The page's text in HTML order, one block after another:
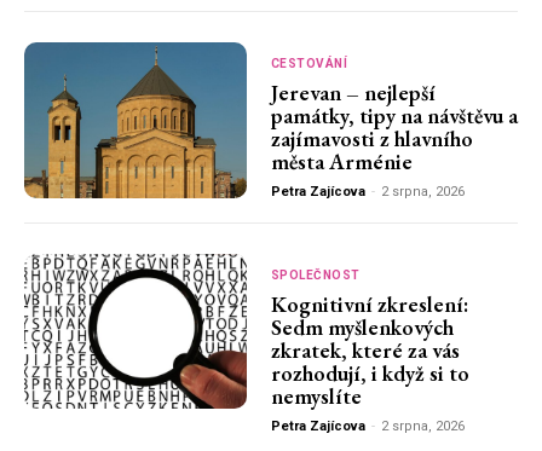
CESTOVÁNÍ
Jerevan – nejlepší
památky, tipy na návštěvu a
zajímavosti z hlavního
města Arménie
Petra Zajícova - 2 srpna, 2026
SPOLEČNOST
Kognitivní zkreslení:
Sedm myšlenkových
zkratek, které za vás
rozhodují, i když si to
nemyslíte
Petra Zajícova - 2 srpna, 2026